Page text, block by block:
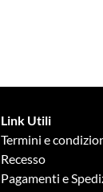
Link Utili
Termini e
Recesso
Pagamenti e